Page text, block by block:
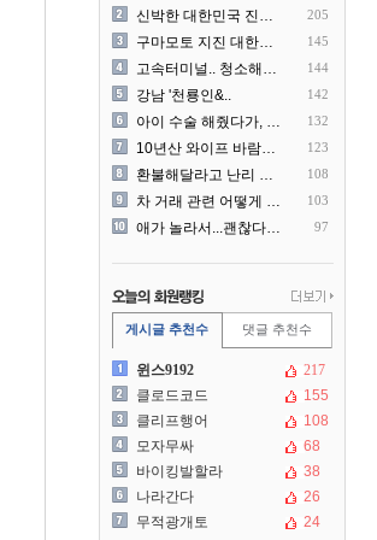
신박한 대한민국 진상 근황 205
구마모토 지진 대한항공 생수.. 145
고속터미널.. 청소해주시는.. 144
강남 '천룡인&.. 142
아이 수술 해줬다가, 부모에.. 132
10년산 와이프 바람나서 이.. 123
환불해달라고 난리 난 미국 .. 108
차 거래 관련 어떻게 대처해.. 103
애가 놀라서...괜찮다고 얘.. 97
게시글 추천수 댓글 추천수
윈스9192
217
클로드코드
155
클리프행어
108
모자무싸
68
바이킹발할라
38
나라간다
26
무적광개토
24